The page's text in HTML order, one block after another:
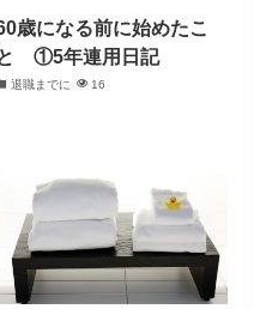
歳になる前に始めたこ
と ①5年連用日記
退職までに 16